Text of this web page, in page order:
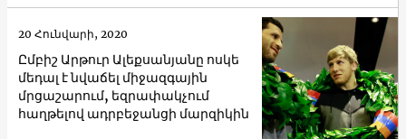
Ըմբիշ Արթուր Ալեքսանյանը ոսկե
մեդալ է նվաճել միջազգային
մրցաշարում, եզրափակչում
հաղթելով ադրբեջանցի մարզիկին
20 Հունվարի, 2020